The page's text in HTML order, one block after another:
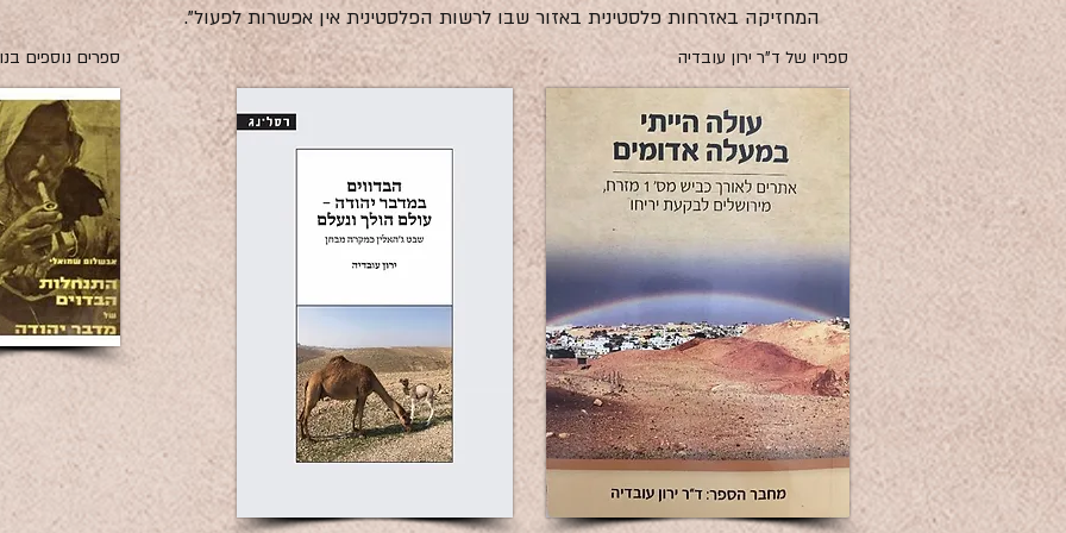
המחזיקה באזרחות פלסטינית באזור שבו לרשות הפלסטינית אין אפשרות לפעול".
ספרים נוספים ספריו של ד"ר ירון עובדיה